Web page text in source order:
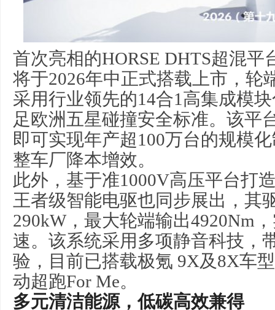
首次亮相的HORSE DHTS超混平
将于2026年中正式搭载上市，轮
采用行业领先的14合1高集成模
足欧洲五星碰撞安全标准。该平
即可实现年产超100万台的规模
整车厂降本增效。
此外，基于准1000V高压平台打
王者级智能电驱也同步展出，其
290kW，最大轮端输出4920Nm
速。该系统采用多项静音科技，
验，目前已搭载极氪 9X及8X车
动超跑For Me。
多元清洁能源，低碳高效兼得